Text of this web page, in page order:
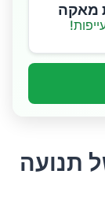
מאקה
של תנועה